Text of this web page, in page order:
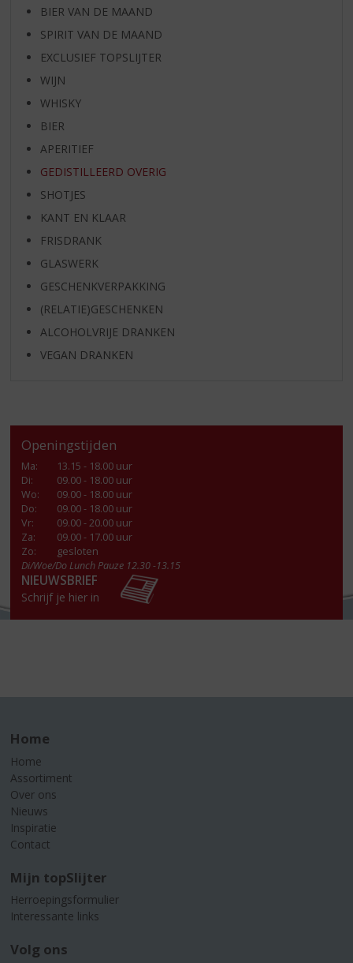
BIER VAN DE MAAND
SPIRIT VAN DE MAAND
EXCLUSIEF TOPSLIJTER
WIJN
WHISKY
BIER
APERITIEF
GEDISTILLEERD OVERIG
SHOTJES
KANT EN KLAAR
FRISDRANK
GLASWERK
GESCHENKVERPAKKING
(RELATIE)GESCHENKEN
ALCOHOLVRIJE DRANKEN
VEGAN DRANKEN
Openingstijden
Ma:
13.15 - 18.00 uur
Di:
09.00 - 18.00 uur
Wo:
09.00 - 18.00 uur
Do:
09.00 - 18.00 uur
Vr:
09.00 - 20.00 uur
Za:
09.00 - 17.00 uur
Zo:
gesloten
Di/Woe/Do Lunch Pauze 12.30 -13.15
NIEUWSBRIEF
Schrijf je hier in
Home
Home
Assortiment
Over ons
Nieuws
Inspiratie
Contact
Mijn topSlijter
Herroepingsformulier
Interessante links
Volg ons